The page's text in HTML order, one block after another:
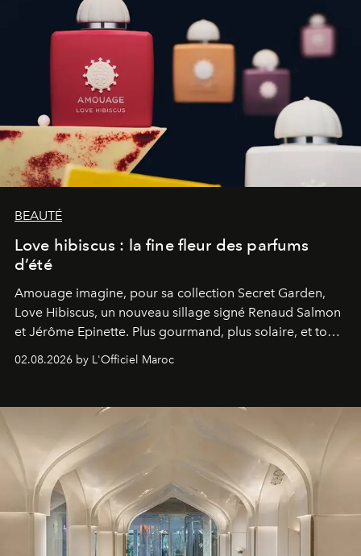
BEAUTÉ
Love hibiscus : la fine fleur des parfums
d’été
Amouage imagine, pour sa collection Secret Garden,
Love Hibiscus, un nouveau sillage signé Renaud Salmon
et Jérôme Epinette. Plus gourmand, plus solaire, et tout
à fait irrésistible.
02.08.2026 by L'Officiel Maroc